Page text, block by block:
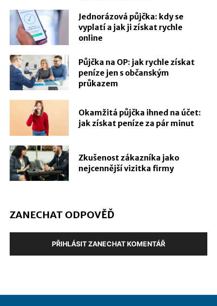
Jednorázová půjčka: kdy se
vyplatí a jak ji získat rychle
online
Půjčka na OP: jak rychle získat
peníze jen s občanským
průkazem
Okamžitá půjčka ihned na účet:
jak získat peníze za pár minut
Zkušenost zákazníka jako
nejcennější vizitka firmy
ZANECHAT ODPOVĚĎ
PŘIHLÁSIT ZANECHAT KOMENTÁŘ